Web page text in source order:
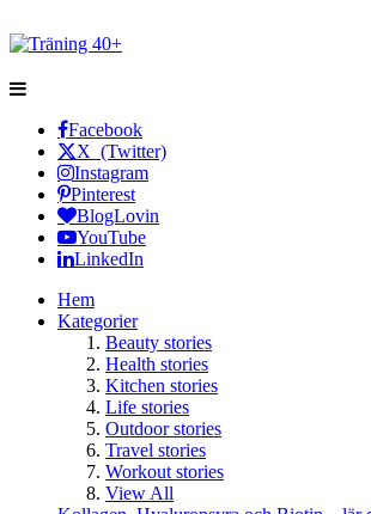
Facebook
X (Twitter)
Instagram
Pinterest
BlogLovin
YouTube
LinkedIn
Hem
Kategorier
Beauty stories
Health stories
Kitchen stories
Life stories
Outdoor stories
Travel stories
Workout stories
View All